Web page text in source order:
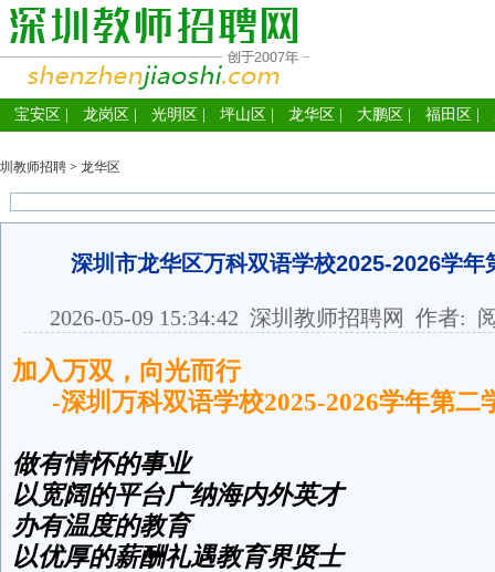
宝安区 龙岗区 光明区 坪山区 龙华区 大鹏区 福田区
圳教师招聘 > 龙华区
深圳市龙华区万科双语学校2025-2026学年
2026-05-09 15:34:42 深圳教师招聘网 作者:
加入万双，向光而行
-深圳万科双语学校2025-2026学年第二
做有情怀的事业
以宽阔的平台广纳海内外英才
办有温度的教育
以优厚的薪酬礼遇教育界贤士